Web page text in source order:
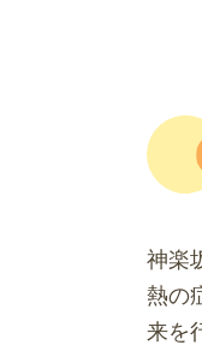
神楽
熱の
来を